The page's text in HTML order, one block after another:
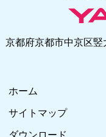
京都府京都市中京区
ホーム
サイトマップ
ダウンロード